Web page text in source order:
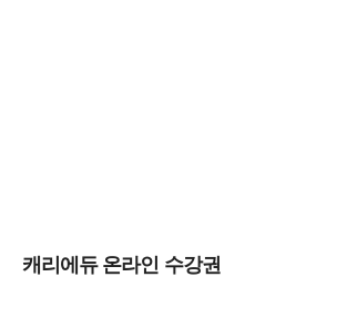
캐리에듀 온라인 수강권